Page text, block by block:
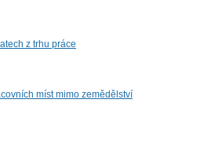
z trhu práce
míst mimo zemědělství